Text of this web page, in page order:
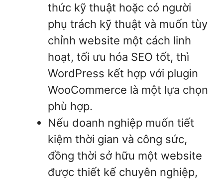
thức kỹ thuật hoặc có người
phụ trách kỹ thuật và muốn tùy
chỉnh website một cách linh
hoạt, tối ưu hóa SEO tốt, thì
WordPress kết hợp với plugin
WooCommerce là một lựa chọn
phù hợp.
Nếu doanh nghiệp muốn tiết
kiệm thời gian và công sức,
đồng thời sở hữu một website
được thiết kế chuyên nghiệp,